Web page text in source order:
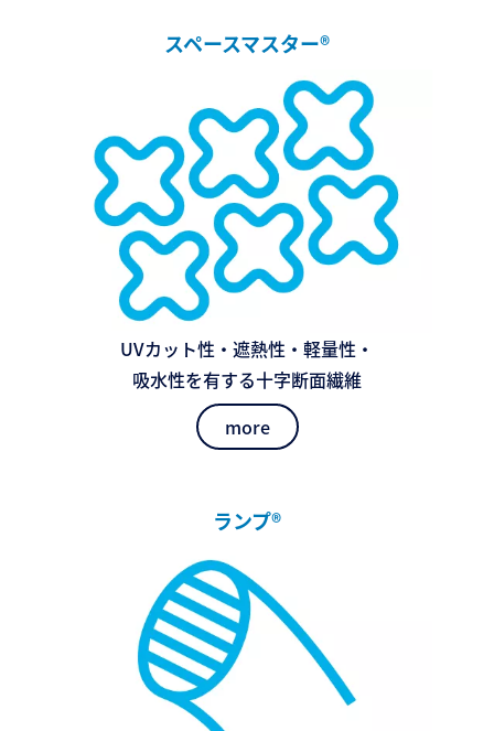
スペースマスター®
UVカット性・遮熱性・軽量性・
吸水性を有する十字断面繊維
more
ランプ®